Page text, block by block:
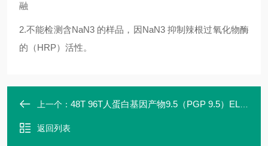
融
2.不能检测含NaN3 的样品，因NaN3 抑制辣根过氧化物酶
的（HRP）活性。
上一个： 48T 96T人蛋白基因产物9.5（PGP 9.5）ELISA定量试剂盒高灵敏
返回列表